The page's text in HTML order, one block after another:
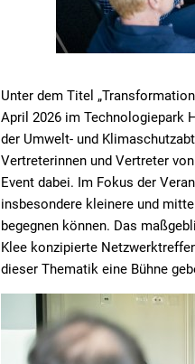
Unter dem Titel
April 2026 im Technologiepark
der Umwelt- und
Vertreterinnen und Vertreter
Event dabei. Im Fokus der
insbesondere kleinere und
begegnen können. Das
Klee konzipierte
dieser Thematik eine Bühne